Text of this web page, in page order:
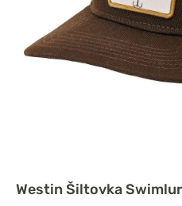
Westin Šiltovka